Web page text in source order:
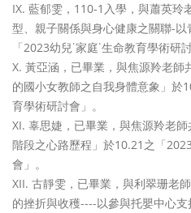
藍郁雯，110-1入學，與蕭英玲
型、親子關係與身心健康之關聯-
「2023幼兒˙家庭˙生命教育學術研
黃亞涵，已畢業，與焦源羚老師
的國小女教師之自我身體意象」於
育學術研討會」。
辜思婕，已畢業，與焦源羚老
階段之心路歷程」於10.21之「
會」。
古靜雯，已畢業，與利翠珊老
的挫折與收穫----以參與托嬰中心